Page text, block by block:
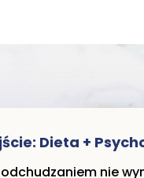
Dieta +
nie